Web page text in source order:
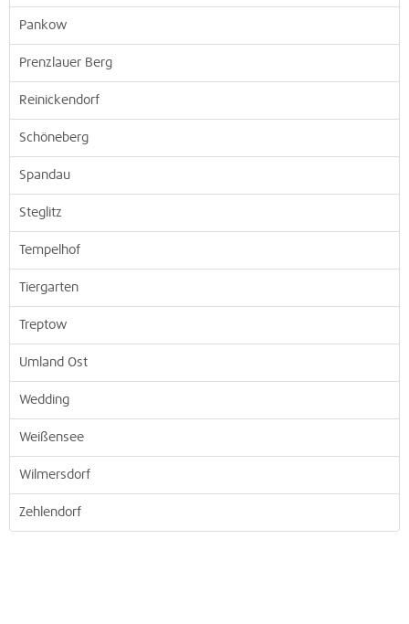
Pankow
Prenzlauer Berg
Reinickendorf
Schöneberg
Spandau
Steglitz
Tempelhof
Tiergarten
Treptow
Umland Ost
Wedding
Weißensee
Wilmersdorf
Zehlendorf